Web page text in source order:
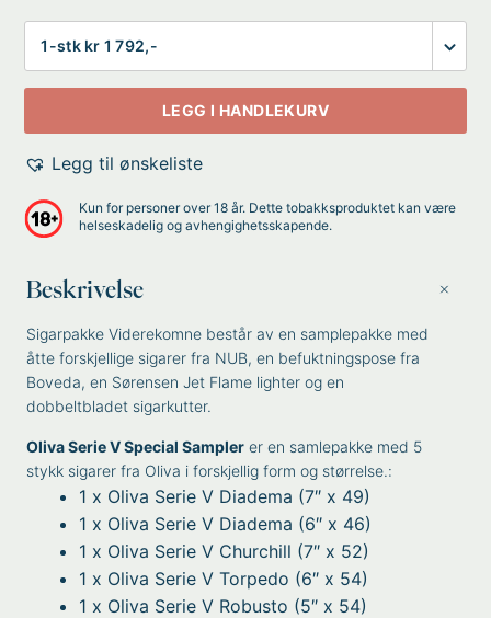
LEGG I HANDLEKURV
Legg til ønskeliste
Kun for personer over 18 år. Dette tobakksproduktet kan være
helseskadelig og avhengighetsskapende.
Beskrivelse
Sigarpakke Viderekomne består av en samplepakke med
åtte forskjellige sigarer fra NUB, en befuktningspose fra
Boveda, en Sørensen Jet Flame lighter og en
dobbeltbladet sigarkutter.
Oliva Serie V Special Sampler er en samlepakke med 5
stykk sigarer fra Oliva i forskjellig form og størrelse.:
1 x Oliva Serie V Diadema (7″ x 49)
1 x Oliva Serie V Diadema (6″ x 46)
1 x Oliva Serie V Churchill (7″ x 52)
1 x Oliva Serie V Torpedo (6″ x 54)
1 x Oliva Serie V Robusto (5″ x 54)